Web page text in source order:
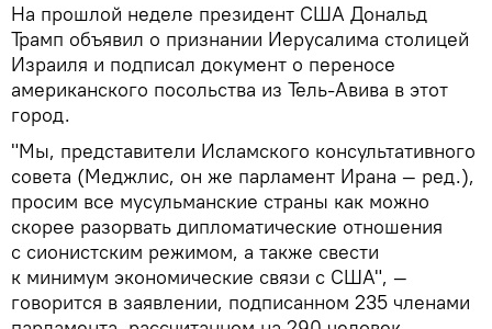
На прошлой неделе президент США Дональд
Трамп объявил о признании Иерусалима столицей
Израиля и подписал документ о переносе
американского посольства из Тель-Авива в этот
город.
"Мы, представители Исламского консультативного
совета (Меджлис, он же парламент Ирана — ред.),
просим все мусульманские страны как можно
скорее разорвать дипломатические отношения
с сионистским режимом, а также свести
к минимум экономические связи с США", —
говорится в заявлении, подписанном 235 членами